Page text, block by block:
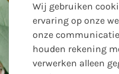
Wij vinden het
mogelijk geniet
bloemencreatie!
vaastijd van uw
verlengen, let op!
Wij gebruiken
ervaring op onze
onze
houden rekening
verwerken alleen